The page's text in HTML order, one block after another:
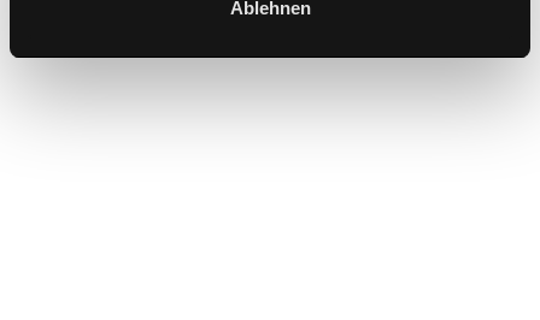
Ablehnen
DIE ERFINDUNG
Dondola®